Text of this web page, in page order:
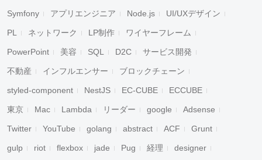
Symfony アプリエンジニア Node.js UI/UXデザイン
PL ネットワーク LP制作 ワイヤーフレーム
PowerPoint 美容 SQL D2C サービス開発
不動産 インフルエンサー ブロックチェーン
styled-component NestJS EC-CUBE ECCUBE
東京 Mac Lambda リーダー google Adsense
Twitter YouTube golang abstract ACF Grunt
gulp riot flexbox jade Pug 経理 designer